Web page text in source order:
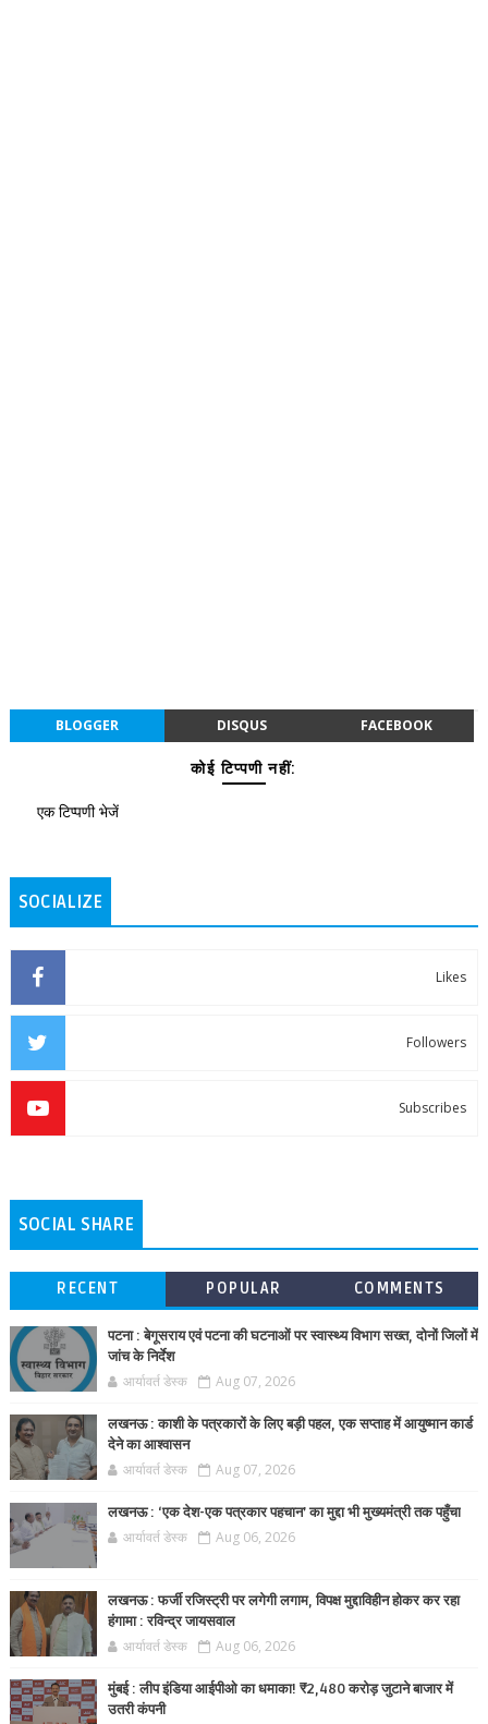
BLOGGER DISQUS FACEBOOK
कोई टिप्पणी नहीं:
एक टिप्पणी भेजें
SOCIALIZE
Likes
Followers
Subscribes
SOCIAL SHARE
RECENT POPULAR COMMENTS
पटना : बेगूसराय एवं पटना की घटनाओं पर स्वास्थ्य विभाग सख्त, दोनों जिलों में
जांच के निर्देश
आर्यावर्त डेस्क Aug 07, 2026
लखनऊ : काशी के पत्रकारों के लिए बड़ी पहल, एक सप्ताह में आयुष्मान कार्ड
देने का आश्वासन
आर्यावर्त डेस्क Aug 07, 2026
लखनऊ : ‘एक देश-एक पत्रकार पहचान’ का मुद्दा भी मुख्यमंत्री तक पहुँचा
आर्यावर्त डेस्क Aug 06, 2026
लखनऊ : फर्जी रजिस्ट्री पर लगेगी लगाम, विपक्ष मुद्दाविहीन होकर कर रहा
हंगामा : रविन्द्र जायसवाल
आर्यावर्त डेस्क Aug 06, 2026
मुंबई : लीप इंडिया आईपीओ का धमाका! ₹2,480 करोड़ जुटाने बाजार में
उतरी कंपनी